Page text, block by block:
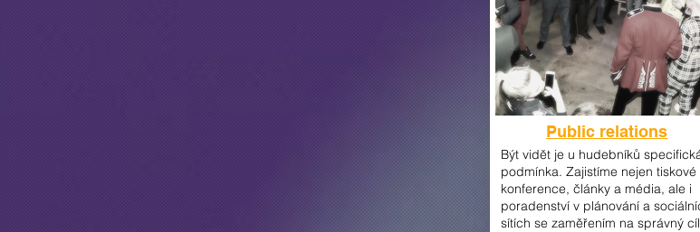
Public relations
Být vidět je u hudebníků
podmínka. Zajistíme nejen tiskové
konference, články a média, ale i
poradenství v plánování a
sítích se zaměřením na správný